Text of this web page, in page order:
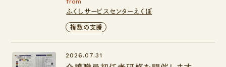
from
ふくしサービスセンターえくぼ
複数の支援
2026.07.31